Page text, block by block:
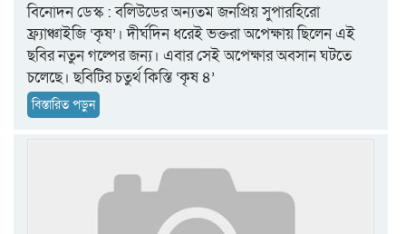
বিনোদন ডেস্ক : বলিউডের অন্যতম জনপ্রিয় সুপারহিরো
ফ্র্যাঞ্চাইজি ‘কৃষ’। দীর্ঘদিন ধরেই ভক্তরা অপেক্ষায় ছিলেন এই
ছবির নতুন গল্পের জন্য। এবার সেই অপেক্ষার অবসান ঘটতে
চলেছে। ছবিটির চতুর্থ কিস্তি ‘কৃষ ৪’
বিস্তারিত পড়ুন